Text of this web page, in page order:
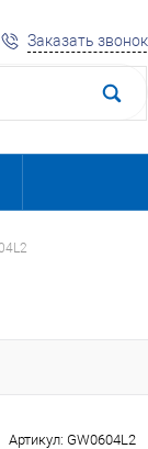
Заказать звонок
Артикул: GW0604L2